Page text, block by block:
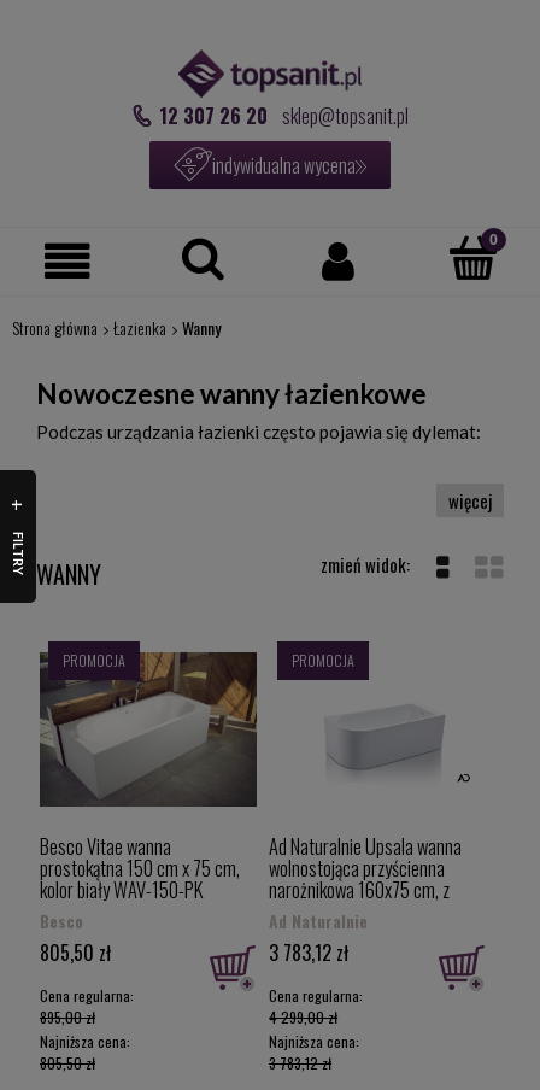
12 307 26 20 sklep@topsanit.pl
indywidualna wycena
Strona główna Łazienka Wanny
Nowoczesne wanny łazienkowe
Podczas urządzania łazienki często pojawia się dylemat:
łazienkę w zgodzie z najnowszymi trendami. Zachęcamy do
zapoznania się z szeroką ofertą produktów do łazienki w
WANNY
Besco Vitae wanna
prostokątna 150 cm x 75 cm,
kolor biały WAV-150-PK
Besco
805,50 zł
Cena regularna:
895,00 zł
Najniższa cena:
805,50 zł
PROMOCJA
Ad Naturalnie Upsala wanna
wolnostojąca przyścienna
narożnikowa 160x75 cm, z
przelewem kolor biały wersja
prawa AWW-009-160ZP-P
Ad Naturalnie
3 783,12 zł
Cena regularna:
4 299,00 zł
Najniższa cena:
3 783,12 zł
PROMOCJA
FILTRY